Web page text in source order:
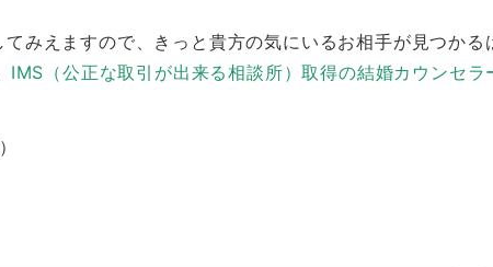
みえますので、きっと貴方の気にいるお相手が見つかる
IMS（公正な取引が出来る相談所）取得の結婚カウンセ